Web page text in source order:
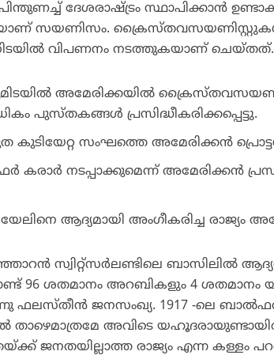
ദേശരാഷ്ട്രം സ്ഥാപിക്കാന്‍
സയണിസം.
വിപണനം നടത്തുകയാണ് ചെയ്തത്.
നുമിടയില്‍ അമേരിക്കയില്‍
പുസ്തകങ്ങള്‍ പ്രസിദ്ധീകരിക്കപ്പെട്ടു.
കുടിയേറ്റ സംഘത്തെ അമേരിക്കന്‍
കരാര്‍ നടപ്പാക്കുമെന്ന് അമേരിക്കന്‍
ആദ്യമായി അംഗീകരിച്ച രാജ്യം
സ്വിറ്റ്‌സര്‍ലണ്ടിലെ ബാസിലില്‍
96 ശതമാനം അറബികളും 4 ശതമാനം
ഫലസ്തീന്‍ ജനസംഖ്യ. 1917 -ലെ
അവിടെ
ജനതയില്ലാത്ത രാജ്യം എന്ന കള്ളം